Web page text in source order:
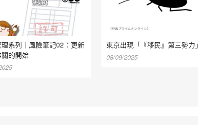
系列｜風險筆記02：更新
的開始
東京出現「『移民』第三勢力」
08/09/2025